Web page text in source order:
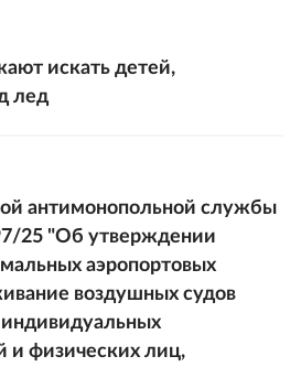
искать детей,
лед
антимонопольной службы
25 "Об утверждении
аэропортовых
воздушных судов
и физических лиц,